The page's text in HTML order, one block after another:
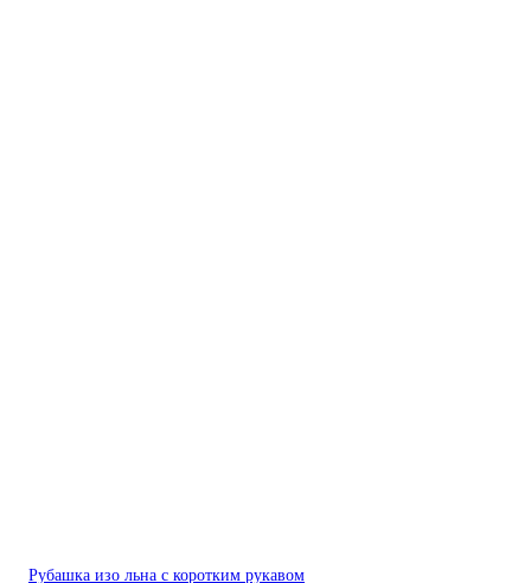
Рубашка изо льна с коротким рукавом